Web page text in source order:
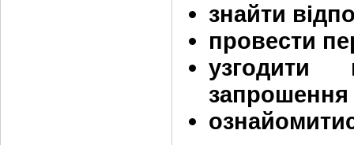
знайти
провести
узгодити
запрошення